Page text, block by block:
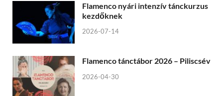
Flamenco nyári intenzív tánckurzus
kezdőknek
2026-07-14
Flamenco tánctábor 2026 – Piliscsév
2026-04-30